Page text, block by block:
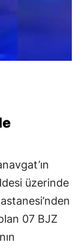
üzerinde
07 BJZ